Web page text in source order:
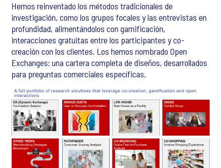
Hemos reinventado los métodos tradicionales de
investigación, como los grupos focales y las entrevistas en
profundidad, alimentándolos con gamificación,
interacciones gratuitas entre los participantes y co-
creación con los clientes. Los hemos nombrado Open
Exchanges: una cartera completa de diseños, desarrollados
para preguntas comerciales específicas.